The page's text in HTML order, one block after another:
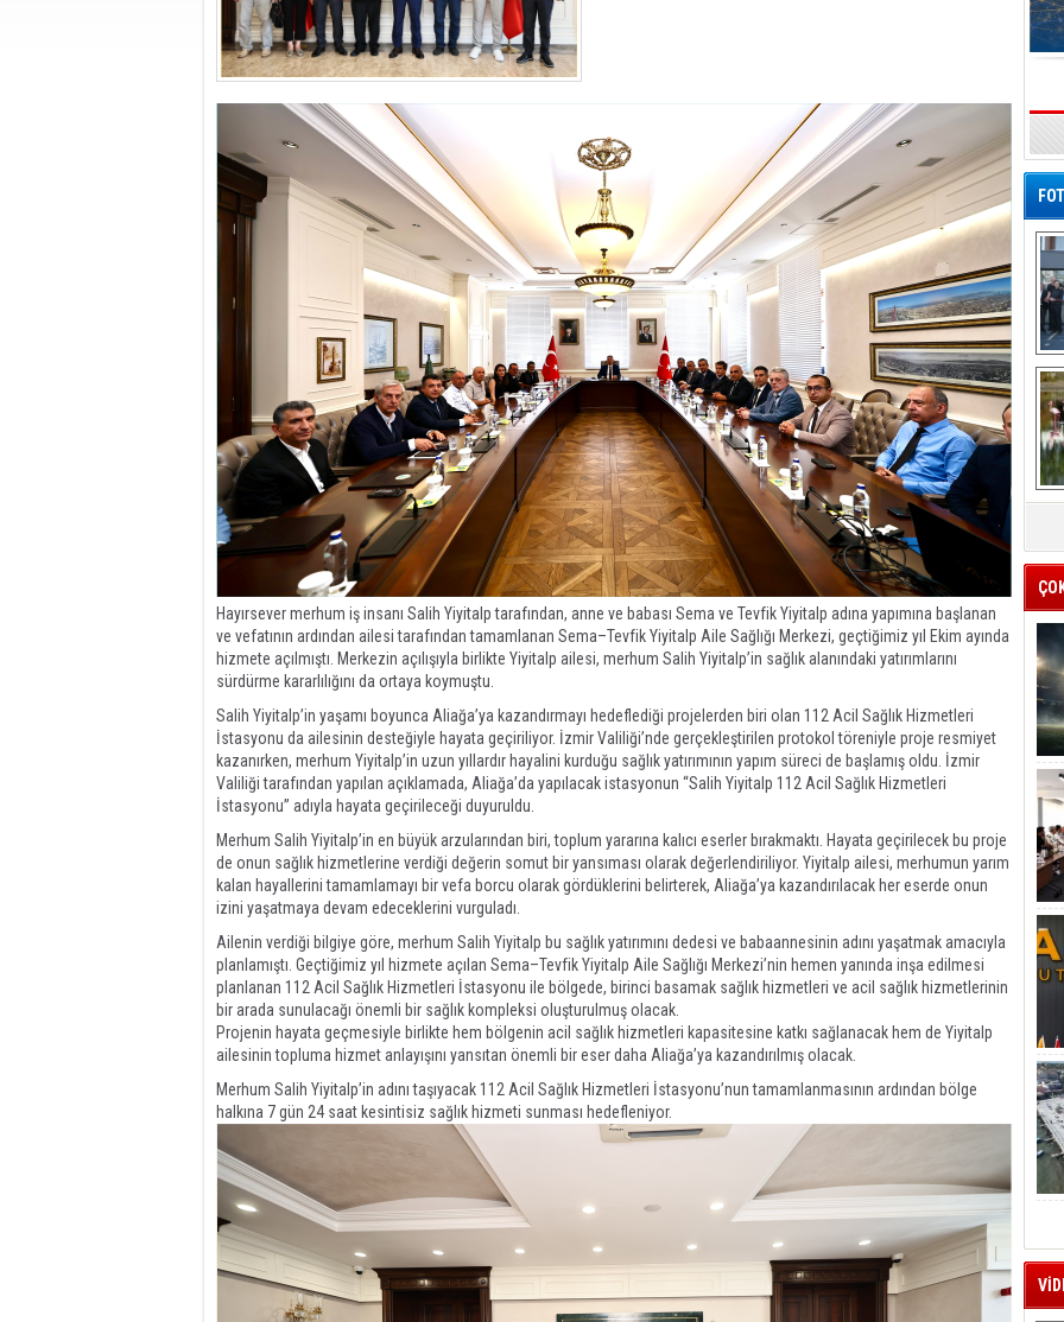
Hayırsever merhum iş insanı Salih Yiyitalp tarafından, anne ve babası Sema ve Tevfik Yiyitalp adına yapımına başlanan
ve vefatının ardından ailesi tarafından tamamlanan Sema–Tevfik Yiyitalp Aile Sağlığı Merkezi, geçtiğimiz yıl Ekim ayında
hizmete açılmıştı. Merkezin açılışıyla birlikte Yiyitalp ailesi, merhum Salih Yiyitalp’in sağlık alanındaki yatırımlarını
sürdürme kararlılığını da ortaya koymuştu.
Salih Yiyitalp’in yaşamı boyunca Aliağa’ya kazandırmayı hedeflediği projelerden biri olan 112 Acil Sağlık Hizmetleri
İstasyonu da ailesinin desteğiyle hayata geçiriliyor. İzmir Valiliği’nde gerçekleştirilen protokol töreniyle proje resmiyet
kazanırken, merhum Yiyitalp’in uzun yıllardır hayalini kurduğu sağlık yatırımının yapım süreci de başlamış oldu. İzmir
Valiliği tarafından yapılan açıklamada, Aliağa’da yapılacak istasyonun “Salih Yiyitalp 112 Acil Sağlık Hizmetleri
İstasyonu” adıyla hayata geçirileceği duyuruldu.
Merhum Salih Yiyitalp’in en büyük arzularından biri, toplum yararına kalıcı eserler bırakmaktı. Hayata geçirilecek bu proje
de onun sağlık hizmetlerine verdiği değerin somut bir yansıması olarak değerlendiriliyor. Yiyitalp ailesi, merhumun yarım
kalan hayallerini tamamlamayı bir vefa borcu olarak gördüklerini belirterek, Aliağa’ya kazandırılacak her eserde onun
izini yaşatmaya devam edeceklerini vurguladı.
Ailenin verdiği bilgiye göre, merhum Salih Yiyitalp bu sağlık yatırımını dedesi ve babaannesinin adını yaşatmak amacıyla
planlamıştı. Geçtiğimiz yıl hizmete açılan Sema–Tevfik Yiyitalp Aile Sağlığı Merkezi’nin hemen yanında inşa edilmesi
planlanan 112 Acil Sağlık Hizmetleri İstasyonu ile bölgede, birinci basamak sağlık hizmetleri ve acil sağlık hizmetlerinin
bir arada sunulacağı önemli bir sağlık kompleksi oluşturulmuş olacak.
Projenin hayata geçmesiyle birlikte hem bölgenin acil sağlık hizmetleri kapasitesine katkı sağlanacak hem de Yiyitalp
ailesinin topluma hizmet anlayışını yansıtan önemli bir eser daha Aliağa’ya kazandırılmış olacak.
Merhum Salih Yiyitalp’in adını taşıyacak 112 Acil Sağlık Hizmetleri İstasyonu’nun tamamlanmasının ardından bölge
halkına 7 gün 24 saat kesintisiz sağlık hizmeti sunması hedefleniyor.